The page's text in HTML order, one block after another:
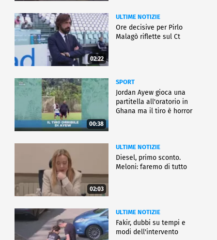
02:22
ULTIME NOTIZIE
Ore decisive per Pirlo
Malagò riflette sul Ct
00:38
SPORT
Jordan Ayew gioca una
partitella all'oratorio in
Ghana ma il tiro è horror
02:03
ULTIME NOTIZIE
Diesel, primo sconto.
Meloni: faremo di tutto
ULTIME NOTIZIE
Fakir, dubbi su tempi e
modi dell'intervento